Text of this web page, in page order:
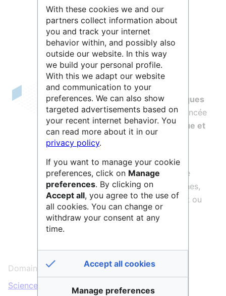
| © OpenStreetMap
Institut des Hautes Études Scientifiques
(IHES)est un institut de recherche avancée
enmathématiques, physique théorique et
toute autre science qui s’y rattache
Il offre à des scientifiques d’envergure
exceptionnelle un lieu où ils peuvent se
consacrer entièrement à leurs recherches,
sans aucune obligation d’enseignement ou
de tâches administratives.
L'IHES est partenaire de l'
Domaines scientifiques :
Sciences & Technologies
With these cookies we and our
partners collect information about
you and track your internet
behavior within, and possibly also
outside our website. In this way
we build your personal profile.
With this we adapt our website
and communication to your
preferences. We can also show
targeted advertisements based on
your recent internet behavior. You
can read more about it in our
privacy policy.
If you want to manage your cookie
preferences, click on Manage
preferences. By clicking on
Accept all, you agree to the use of
all cookies. You can change or
withdraw your consent at any
time.
Accept all cookies
Manage preferences